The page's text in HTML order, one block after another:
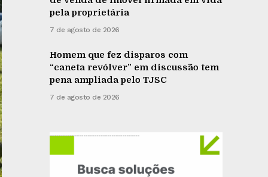
pela proprietária
7 de agosto de 2026
Homem que fez disparos com
“caneta revólver” em discussão tem
pena ampliada pelo TJSC
7 de agosto de 2026